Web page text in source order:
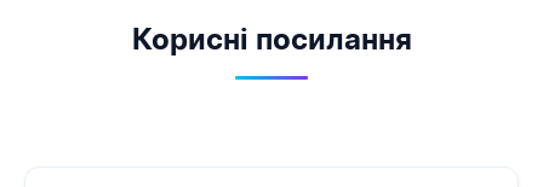
Корисні посилання